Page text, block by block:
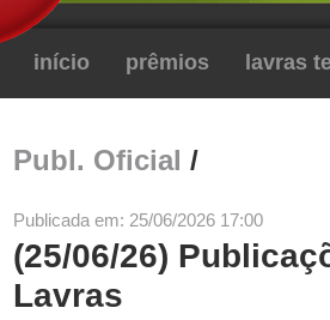
início prêmios lavras
Publ. Oficial /
Publicada em: 25/06/2026 17:00
(25/06/26)
Lavras